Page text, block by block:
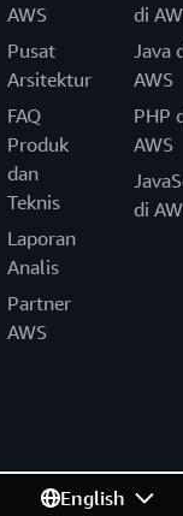
AWS
Pusat
Arsitektur
FAQ
Produk
dan
Teknis
Laporan
Analis
Partner
AWS
di
Java
AWS
PHP
AWS
di
English